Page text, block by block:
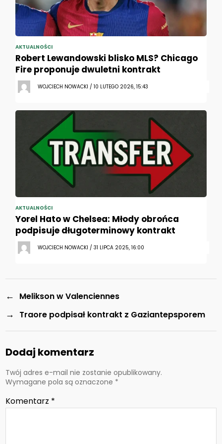
AKTUALNOŚCI
Robert Lewandowski blisko MLS? Chicago
Fire proponuje dwuletni kontrakt
WOJCIECH NOWACKI / 10 LUTEGO 2026, 15:43
AKTUALNOŚCI
Yorel Hato w Chelsea: Młody obrońca
podpisuje długoterminowy kontrakt
WOJCIECH NOWACKI / 31 LIPCA 2025, 16:00
← Melikson w Valenciennes
→ Traore podpisał kontrakt z Gaziantepsporem
Dodaj komentarz
Twój adres e-mail nie zostanie opublikowany.
Wymagane pola są oznaczone *
Komentarz *